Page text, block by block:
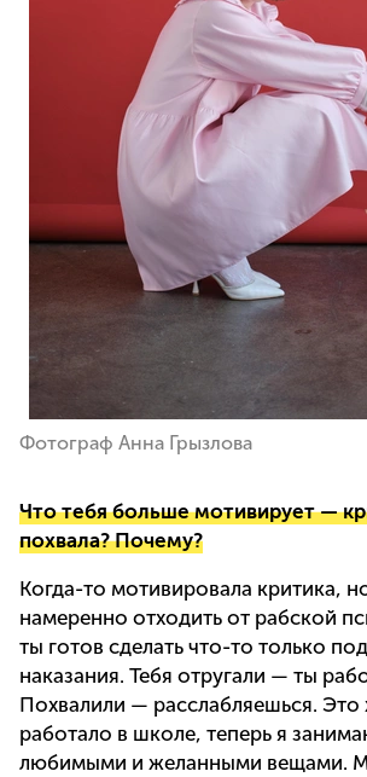
Фотограф Анна Грызлова
Что тебя больше мотивирует —
похвала? Почему?
Когда-то мотивировала критика,
намеренно отходить от рабской
ты готов сделать что-то только
наказания. Тебя отругали — ты
Похвалили — расслабляешься.
работало в школе, теперь я
любимыми и желанными вещами.